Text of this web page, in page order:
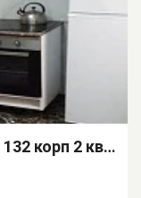
2х-комнатная квартира Чачба 132 корп 2 кв 12